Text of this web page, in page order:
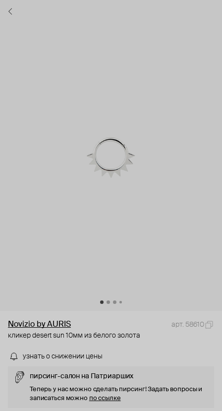
Novizio by AURIS
арт. 58610
кликер desert sun 10мм из белого золота
узнать о снижении цены
пирсинг-салон на Патриарших
Теперь у нас можно сделать пирсинг! Задать вопросы и
записаться можно по ссылке